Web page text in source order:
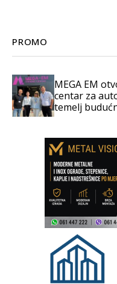
PROMO
MEGA EM
centar za
temelj